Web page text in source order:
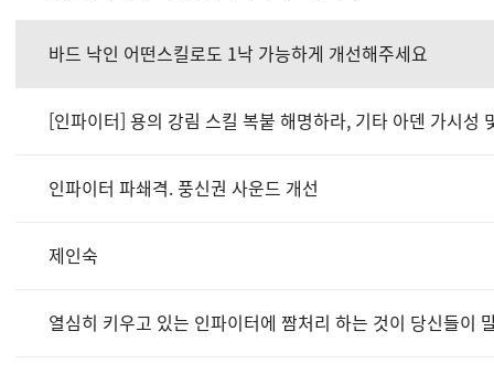
바드 낙인 어떤스킬로도 1낙 가능하게 개선해주세요
[인파이터] 용의 강림 스킬 복붙 해명하라, 기타 아덴 가시성
인파이터 파쇄격. 풍신권 사운드 개선
제인숙
열심히 키우고 있는 인파이터에 짬처리 하는 것이 당신들이